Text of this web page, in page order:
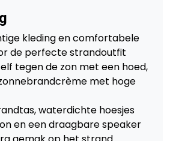
kleding en comfortabele
de perfecte strandoutfit
tegen de zon met een hoed,
met hoge
waterdichte hoesjes
en een draagbare speaker